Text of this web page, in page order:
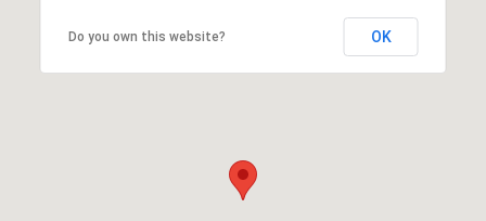
Do you own this website? OK